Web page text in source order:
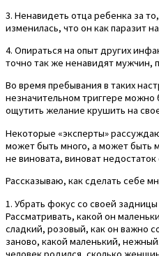
3. Ненавидеть отца ребенка за
изменилась, что он как паразит
4. Опираться на опыт других
точно так же ненавидят мужчин,
Во время пребывания в таких
незначительном триггере можно
ощутить желание крушить на
Некоторые «эксперты»
может быть много, а может быть
не виновата, виноват недостаток
Рассказываю, как сделать себе
1. Убрать фокус со своей
Рассматривать, какой он
сладкий, розовый, как он важно
заново, какой маленький,